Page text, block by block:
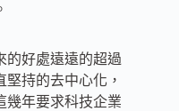
的好處遠遠的超過
持的去中心化，
幾年要求科技企業